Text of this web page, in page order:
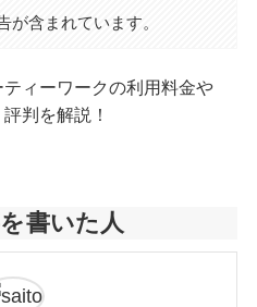
が含まれています。
書いた人